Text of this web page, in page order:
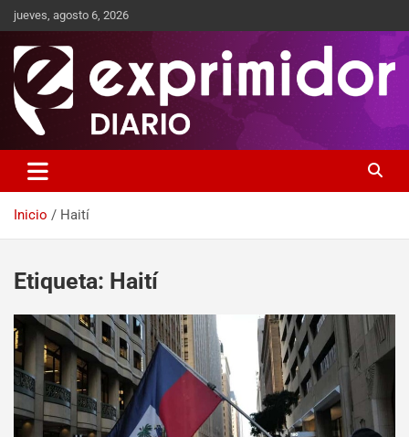
jueves, agosto 6, 2026
Exprimidor media
Inicio Haití
Etiqueta: Haití